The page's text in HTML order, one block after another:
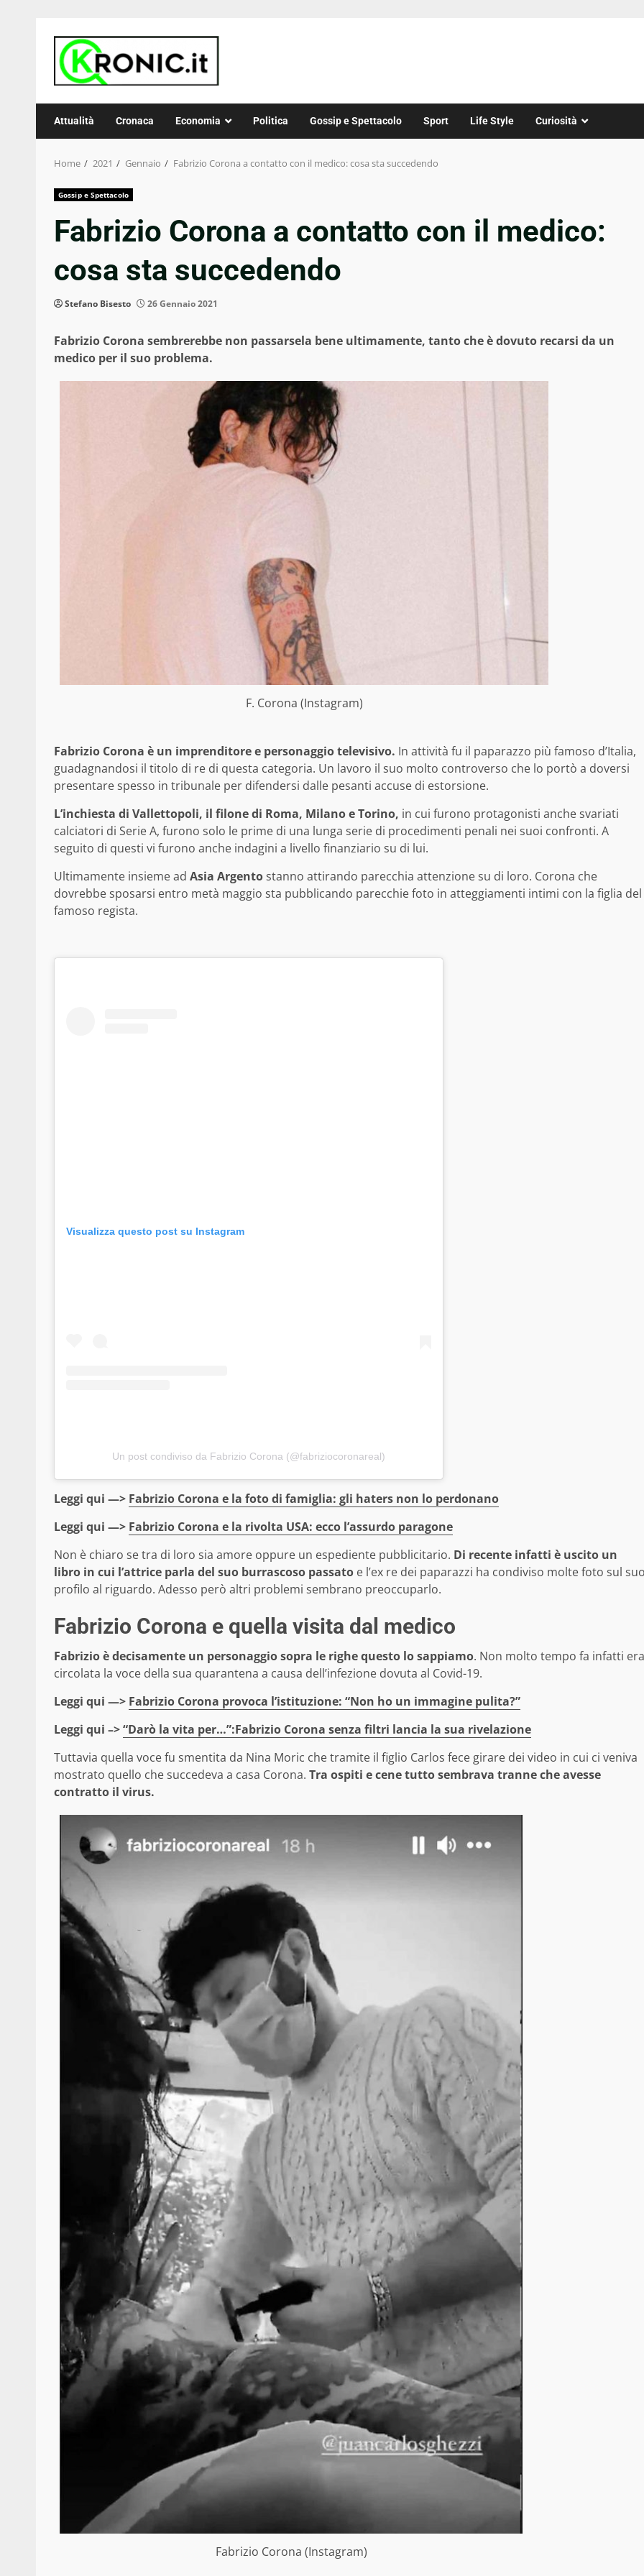
content
Attualità Cronaca Economia Politica Gossip e Spettacolo Sport Life Style Curiosità
Home 2021 Gennaio Fabrizio Corona a contatto con il medico: cosa sta succedendo
Gossip e Spettacolo
Fabrizio Corona a contatto con il medico:
cosa sta succedendo
Stefano Bisesto 26 Gennaio 2021
Fabrizio Corona sembrerebbe non passarsela bene ultimamente, tanto che è dovuto recarsi da un
medico per il suo problema.
F. Corona (Instagram)
Fabrizio Corona è un imprenditore e personaggio televisivo. In attività fu il paparazzo più famoso d’Italia,
guadagnandosi il titolo di re di questa categoria. Un lavoro il suo molto controverso che lo portò a doversi
presentare spesso in tribunale per difendersi dalle pesanti accuse di estorsione.
L’inchiesta di Vallettopoli, il filone di Roma, Milano e Torino, in cui furono protagonisti anche svariati
calciatori di Serie A, furono solo le prime di una lunga serie di procedimenti penali nei suoi confronti. A
seguito di questi vi furono anche indagini a livello finanziario su di lui.
Ultimamente insieme ad Asia Argentostanno attirando parecchia attenzione su di loro. Corona che
dovrebbe sposarsi entro metà maggio sta pubblicando parecchie foto in atteggiamenti intimi con la figlia del
famoso regista.
Visualizza questo post su Instagram
Un post condiviso da Fabrizio Corona (@fabriziocoronareal)
Leggi qui —> Fabrizio Corona e la foto di famiglia: gli haters non lo perdonano
Leggi qui —> Fabrizio Corona e la rivolta USA: ecco l’assurdo paragone
Non è chiaro se tra di loro sia amore oppure un espediente pubblicitario. Di recente infatti è uscito un
libro in cui l’attrice parla del suo burrascoso passato e l’ex re dei paparazzi ha condiviso molte foto sul
profilo al riguardo. Adesso però altri problemi sembrano preoccuparlo.
Fabrizio Corona e quella visita dal medico
Fabrizio è decisamente un personaggio sopra le righe questo lo sappiamo. Non molto tempo fa infatti era
circolata la voce della sua quarantena a causa dell’infezione dovuta al Covid-19.
Leggi qui —> Fabrizio Corona provoca l’istituzione: “Non ho un immagine pulita?”
Leggi qui –>“Darò la vita per…”:Fabrizio Corona senza filtri lancia la sua rivelazione
Tuttavia quella voce fu smentita da Nina Moric che tramite il figlio Carlos fece girare dei video in cui ci veniva
mostrato quello che succedeva a casa Corona. Tra ospiti e cene tutto sembrava tranne che avesse
contratto il virus.
Fabrizio Corona (Instagram)